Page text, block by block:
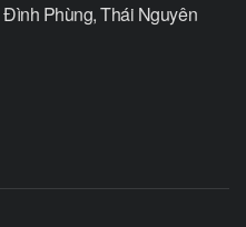
Phùng, Thái Nguyên